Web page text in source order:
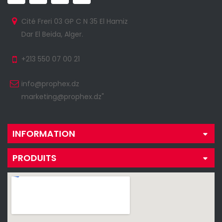
Cité Freri 03 GP C N 35 El Hamiz
Dar El Beida, Alger.
+213 550 07 00 21
info@prophex.dz
marketing@prophex.dz"
INFORMATION
PRODUITS